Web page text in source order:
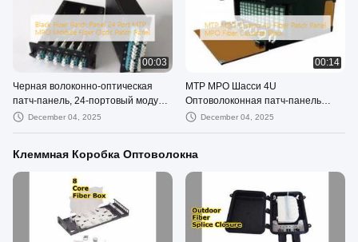
00:03
Черная волоконно-оптическая
патч-панель, 24-портовый модуль
МТП МПО, оптоволоконная патч-
December 04, 2025
00:14
MTP MPO Шасси 4U
Оптоволоконная патч-панель
MPO Волоконно-кассетный
December 04, 2025
Клеммная Коробка Оптоволокна